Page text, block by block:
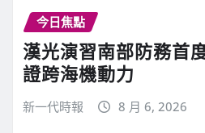
今日焦點
漢光演習南部防務首
證跨海機動力
新一代時報 8 月 6, 2026